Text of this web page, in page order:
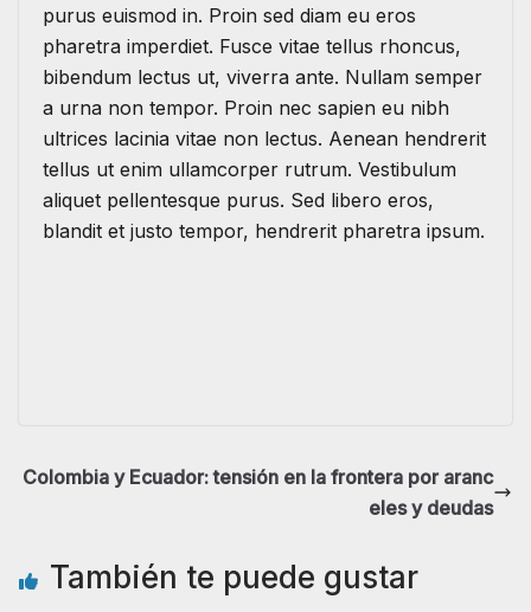
purus euismod in. Proin sed diam eu eros
pharetra imperdiet. Fusce vitae tellus rhoncus,
bibendum lectus ut, viverra ante. Nullam semper
a urna non tempor. Proin nec sapien eu nibh
ultrices lacinia vitae non lectus. Aenean hendrerit
tellus ut enim ullamcorper rutrum. Vestibulum
aliquet pellentesque purus. Sed libero eros,
blandit et justo tempor, hendrerit pharetra ipsum.
Colombia y Ecuador: tensión en la frontera por aranc
eles y deudas
También te puede gustar